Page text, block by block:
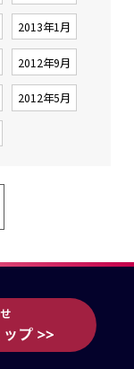
2013年1月
2012年9月
2012年5月